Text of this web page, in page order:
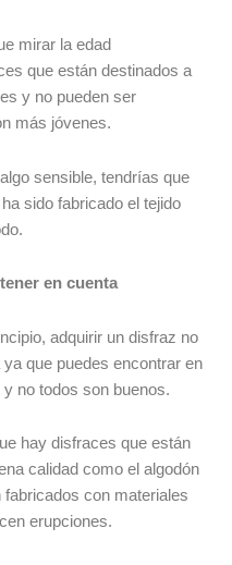
mirar la edad
que están destinados a
y no pueden ser
más jóvenes.
sensible, tendrías que
sido fabricado el tejido
en cuenta
adquirir un disfraz no
que puedes encontrar en
no todos son buenos.
hay disfraces que están
calidad como el algodón
con materiales
erupciones.